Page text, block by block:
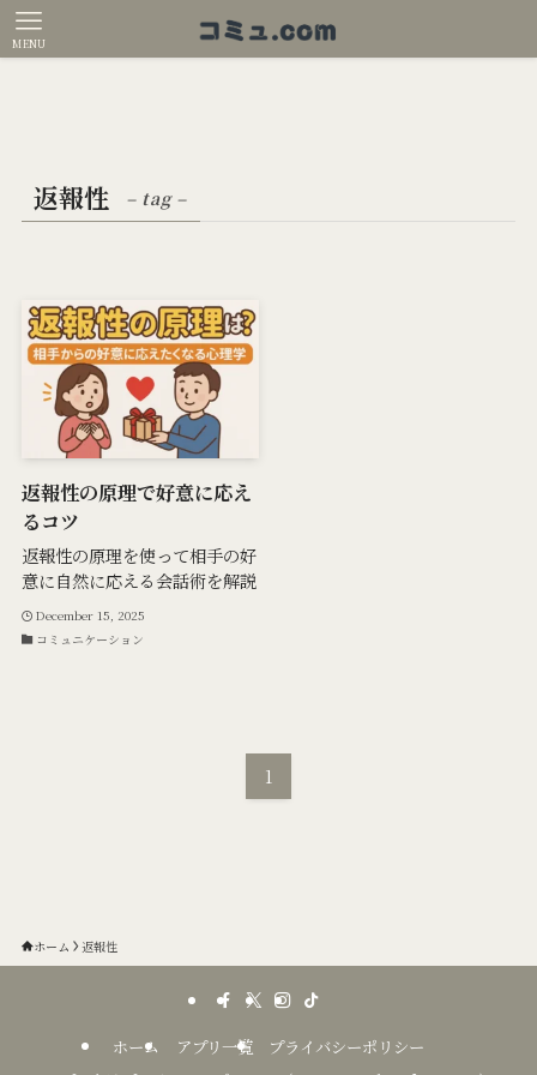
MENU
返報性 – tag –
返報性の原理で好意に応え
るコツ
返報性の原理を使って相手の好
意に自然に応える会話術を解説
December 15, 2025
コミュニケーション
1
ホーム 返報性
ホーム アプリ一覧
プライバシーポリシー